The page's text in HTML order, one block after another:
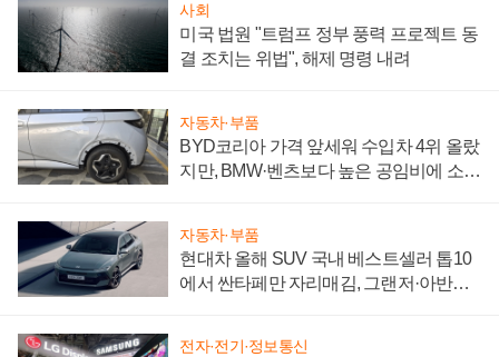
사회
미국 법원 "트럼프 정부 풍력 프로젝트 동
결 조치는 위법", 해제 명령 내려
자동차·부품
BYD코리아 가격 앞세워 수입차 4위 올랐
지만, BMW·벤츠보다 높은 공임비에 소비
자동차·부품
현대차 올해 SUV 국내 베스트셀러 톱10
에서 싼타페만 자리매김, 그랜저·아반떼
전자·전기·정보통신